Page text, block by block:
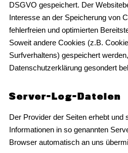
DSGVO gespeichert. Der
Interesse an der Speicherung von
fehlerfreien und optimierten
Soweit andere Cookies (z.B.
Surfverhaltens) gespeichert
Datenschutzerklärung gesondert
Server-Log-Dateien
Der Provider der Seiten erhebt und
Informationen in so genannten
Browser automatisch an uns